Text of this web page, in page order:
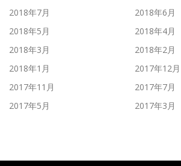
2018年7月
2018年6月
2018年5月
2018年4月
2018年3月
2018年2月
2018年1月
2017年12月
2017年11月
2017年7月
2017年5月
2017年3月